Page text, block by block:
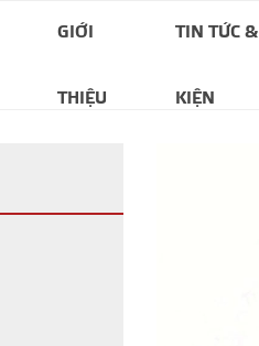
GIỚI
THIỆU
TIN TỨC
KIỆN